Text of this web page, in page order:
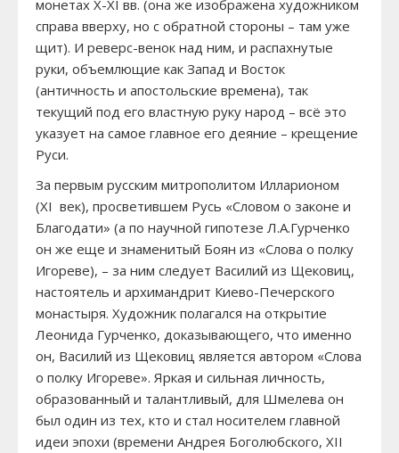
монетах X-XI вв. (она же изображена художником
справа вверху, но с обратной стороны – там уже
щит). И реверс-венок над ним, и распахнутые
руки, объемлющие как Запад и Восток
(античность и апостольские времена), так
текущий под его властную руку народ – всё это
указует на самое главное его деяние – крещение
Руси.
За первым русским митрополитом Илларионом
(XI век), просветившем Русь «Словом о законе и
Благодати» (а по научной гипотезе Л.А.Гурченко
он же еще и знаменитый Боян из «Слова о полку
Игореве), – за ним следует Василий из Щековиц,
настоятель и архимандрит Киево-Печерского
монастыря. Художник полагался на открытие
Леонида Гурченко, доказывающего, что именно
он, Василий из Щековиц является автором «Слова
о полку Игореве». Яркая и сильная личность,
образованный и талантливый, для Шмелева он
был один из тех, кто и стал носителем главной
идеи эпохи (времени Андрея Боголюбского, XII